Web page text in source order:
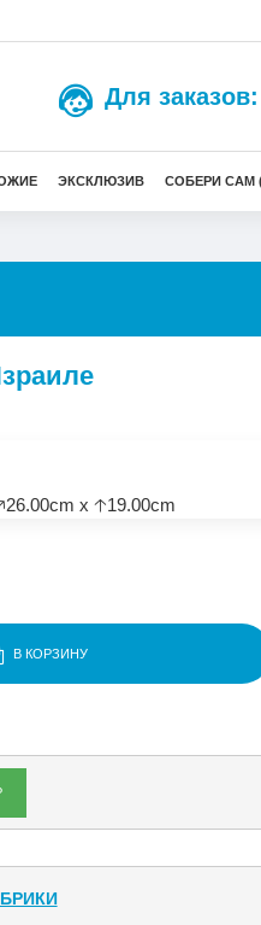
Для
ЭКСКЛЮЗИВ СОБЕРИ САМ
x 🡡19.00cm
В КОРЗИНУ